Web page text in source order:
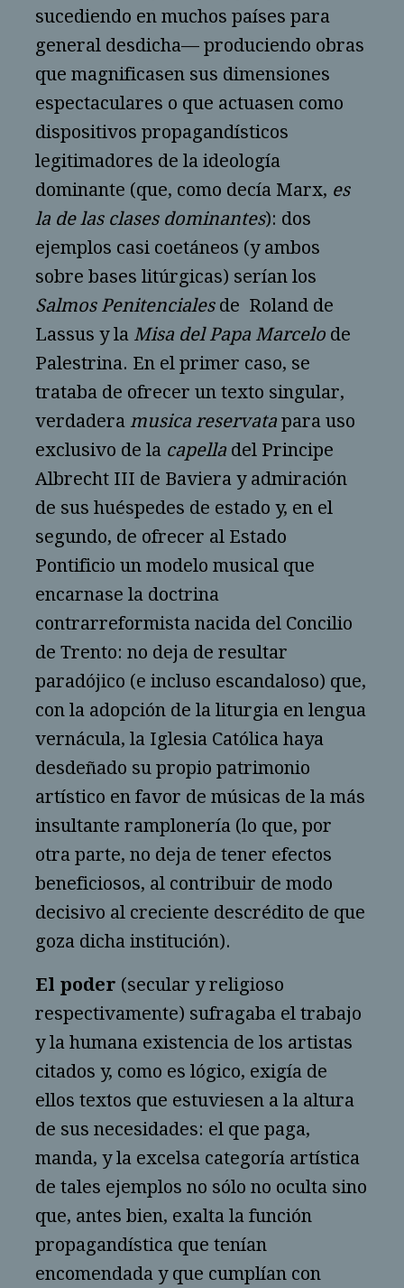
sucediendo en muchos países para
general desdicha— produciendo obras
que magnificasen sus dimensiones
espectaculares o que actuasen como
dispositivos propagandísticos
legitimadores de la ideología
dominante (que, como decía Marx, es
la de las clases dominantes): dos
ejemplos casi coetáneos (y ambos
sobre bases litúrgicas) serían los
Salmos Penitencialesde Roland de
Lassus y la Misa del Papa Marcelo de
Palestrina. En el primer caso, se
trataba de ofrecer un texto singular,
verdadera musica reservata para uso
exclusivo de la capella del Principe
Albrecht III de Baviera y admiración
de sus huéspedes de estado y, en el
segundo, de ofrecer al Estado
Pontificio un modelo musical que
encarnase la doctrina
contrarreformista nacida del Concilio
de Trento: no deja de resultar
paradójico (e incluso escandaloso) que,
con la adopción de la liturgia en lengua
vernácula, la Iglesia Católica haya
desdeñado su propio patrimonio
artístico en favor de músicas de la más
insultante ramplonería (lo que, por
otra parte, no deja de tener efectos
beneficiosos, al contribuir de modo
decisivo al creciente descrédito de que
goza dicha institución).
El poder (secular y religioso
respectivamente) sufragaba el trabajo
y la humana existencia de los artistas
citados y, como es lógico, exigía de
ellos textos que estuviesen a la altura
de sus necesidades: el que paga,
manda, y la excelsa categoría artística
de tales ejemplos no sólo no oculta sino
que, antes bien, exalta la función
propagandística que tenían
encomendada y que cumplían con